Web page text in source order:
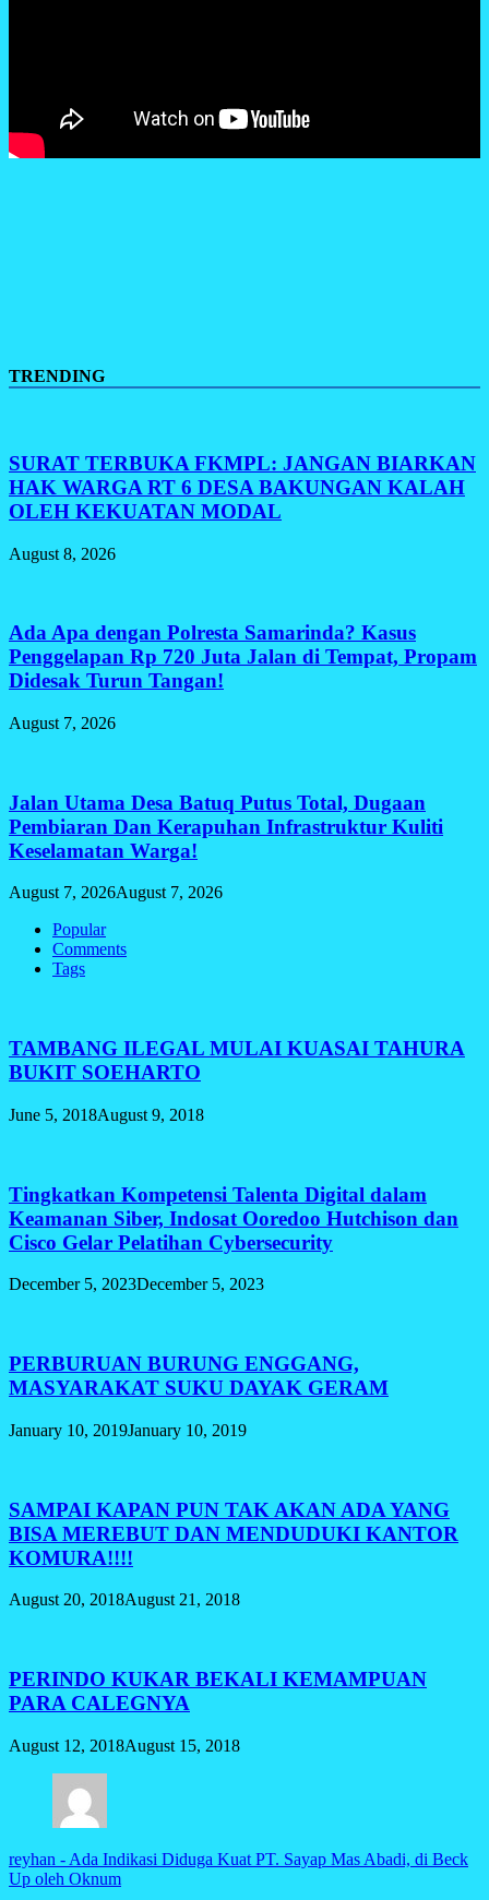
TRENDING
SURAT TERBUKA FKMPL: JANGAN BIARKAN
HAK WARGA RT 6 DESA BAKUNGAN KALAH
OLEH KEKUATAN MODAL
August 8, 2026
Ada Apa dengan Polresta Samarinda? Kasus
Penggelapan Rp 720 Juta Jalan di Tempat, Propam
Didesak Turun Tangan!
August 7, 2026
Jalan Utama Desa Batuq Putus Total, Dugaan
Pembiaran Dan Kerapuhan Infrastruktur Kuliti
Keselamatan Warga!
August 7, 2026August 7, 2026
Popular
Comments
Tags
TAMBANG ILEGAL MULAI KUASAI TAHURA
BUKIT SOEHARTO
June 5, 2018August 9, 2018
Tingkatkan Kompetensi Talenta Digital dalam
Keamanan Siber, Indosat Ooredoo Hutchison dan
Cisco Gelar Pelatihan Cybersecurity
December 5, 2023December 5, 2023
PERBURUAN BURUNG ENGGANG,
MASYARAKAT SUKU DAYAK GERAM
January 10, 2019January 10, 2019
SAMPAI KAPAN PUN TAK AKAN ADA YANG
BISA MEREBUT DAN MENDUDUKI KANTOR
KOMURA!!!!
August 20, 2018August 21, 2018
PERINDO KUKAR BEKALI KEMAMPUAN
PARA CALEGNYA
August 12, 2018August 15, 2018
reyhan - Ada Indikasi Diduga Kuat PT. Sayap Mas Abadi, di Beck
Up oleh Oknum